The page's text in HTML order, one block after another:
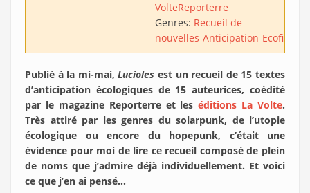
VolteReporterre
Genres: Recueil de
nouvelles Anticipation Ecofiction
Publié à la mi-mai,Lucioles est un recueil de 15 textes
d’anticipation écologiques de 15 auteurices, coédité
par le magazine Reporterre et leséditions La Volte.
Très attiré par les genres du solarpunk, de l’utopie
écologique ou encore du hopepunk, c’était une
évidence pour moi de lire ce recueil composé de plein
de noms que j’admire déjà individuellement. Et voici
ce que j’en ai pensé…